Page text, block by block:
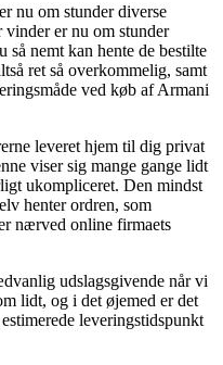
nu om stunder diverse
er nu om stunder
så nemt kan hente de bestilte
ret så overkommelig, samt
ved køb af Armani
leveret hjem til dig privat
viser sig mange gange lidt
ukompliceret. Den mindst
henter ordren, som
nærved online firmaets
udslagsgivende når vi
lidt, og i det øjemed er det
leveringstidspunkt